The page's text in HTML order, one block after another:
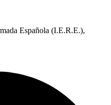
Española (I.E.R.E.),